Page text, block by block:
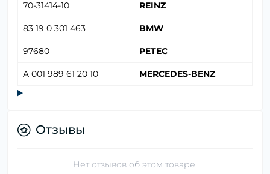
70-31414-10 REINZ
83 19 0 301 463 BMW
97680 PETEC
A 001 989 61 20 10 MERCEDES-BENZ
Отзывы
Нет отзывов об этом товаре.